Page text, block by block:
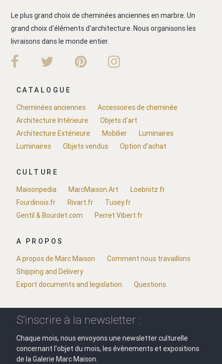
Le plus grand choix de cheminées anciennes en marbre. Un
grand choix d'éléments d'architecture. Nous organisons les
livraisons dans le monde entier.
CATALOGUE
Cheminées anciennes
Accessoires de cheminée
Architecture Intérieure
Objets d'art
Architecture Extérieure
Mobilier
Luminaires
Luminaires
Objets vendus Option d'achat
CULTURE
Maisonpedia
MarcMaison.Art
Loebnitz.fr
Fourdinois.fr
Rivart.fr
Tusey.fr
Gentil & Bourdet.com
Perret Vibert.fr
A PROPOS
A propos de Marc Maison
Comment nous travaillons
Shipping and Delivery
Export documents and legislation
Questions
S'inscrire à la newsletter :
Chaque mois, nous envoyons une newsletter culturelle
concernant l'objet du mois, les évènements et expositions
de la Galerie Marc Maison.